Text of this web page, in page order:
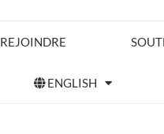
REJOINDRE
ENGLISH